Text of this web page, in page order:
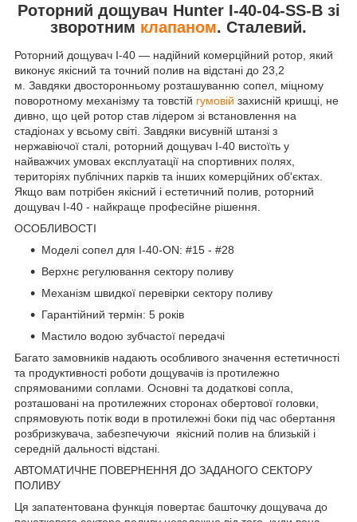
Роторний дощувач Hunter I-40-04-SS-В зі
зворотним клапаном. Сталевий.
Роторний дощувач I-40 — надійний комерційний ротор, який
виконує якісний та точний полив на відстані до 23,2
м. Завдяки двосторонньому розташуванню сопел, міцному
поворотному механізму та товстій гумовій захисній кришці, не
дивно, що цей ротор став лідером зі встановлення на
стадіонах у всьому світі. Завдяки висувній штанзі з
нержавіючої сталі, роторний дощувач I-40 вистоїть у
найважчих умовах експлуатації на спортивних полях,
територіях публічних парків та інших комерційних об'єктах.
Якщо вам потрібен якісний і естетичний полив, роторний
дощувач I-40 - найкраще професійне рішення.
ОСОБЛИВОСТІ
Моделі сопел для I-40-ON: #15 - #28
Верхнє регулювання сектору поливу
Механізм швидкої перевірки сектору поливу
Гарантійний термін: 5 років
Мастило водою зубчастої передачі
Багато замовників надають особливого значення естетичності
та продуктивності роботи дощувачів із протилежно
спрямованими соплами. Основні та додаткові сопла,
розташовані на протилежних сторонах обертової головки,
спрямовують потік води в протилежні боки під час обертання
розбризкувача, забезпечуючи якісний полив на близькій і
середній дальності відстані.
АВТОМАТИЧНЕ ПОВЕРНЕННЯ ДО ЗАДАНОГО СЕКТОРУ
ПОЛИВУ
Ця запатентована функція повертає башточку дощувача до